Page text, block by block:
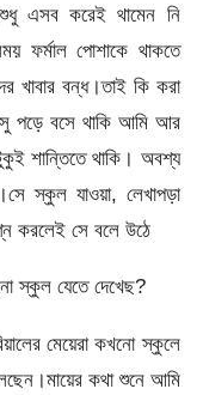
এসব করেই থামেন নি
ফর্মাল পোশাকে থাকতে
খাবার বন্ধ।তাই কি করা
সু পড়ে বসে থাকি আমি আর
শান্তিতে থাকি। অবশ্য
স্কুল যাওয়া, লেখাপড়া
করলেই সে বলে উঠে
স্কুল যেতে দেখেছ?
মেয়েরা কখনো স্কুলে
কথা শুনে আমি